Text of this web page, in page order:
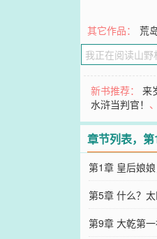
其它作品： 荒
新书推荐：来
水浒当判官！
章节列表，
第1章 皇后娘娘
第5章 什么？
第9章 大乾第